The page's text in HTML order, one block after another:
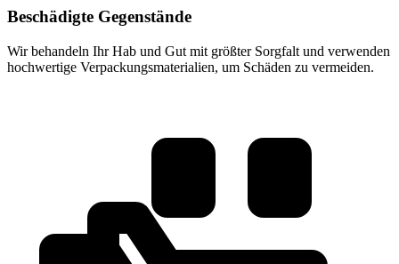
Beschädigte Gegenstände
Wir behandeln Ihr Hab und Gut mit größter Sorgfalt und verwenden
hochwertige Verpackungsmaterialien, um Schäden zu vermeiden.